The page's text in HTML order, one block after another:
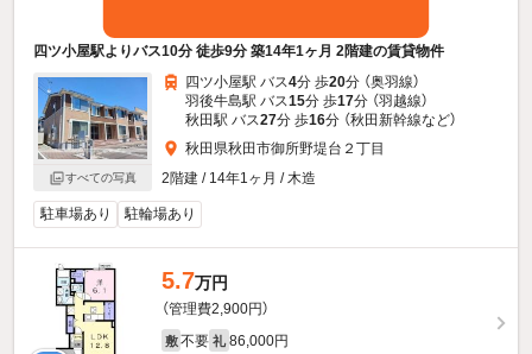
四ツ小屋駅よりバス10分 徒歩9分 築14年1ヶ月 2階建の賃貸物件
すべての写真
四ツ小屋駅 バス4分 歩20分 （奥羽線）
羽後牛島駅 バス15分 歩17分 （羽越線）
秋田駅 バス27分 歩16分 （秋田新幹線など）
秋田県秋田市御所野堤台２丁目
2階建 / 14年1ヶ月 / 木造
駐車場あり 駐輪場あり
5.7万円
（管理費2,900円）
敷 不要 礼 86,000円